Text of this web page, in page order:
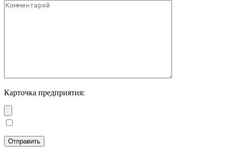
Карточка предприятия: